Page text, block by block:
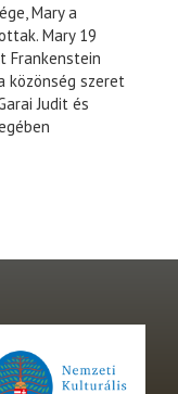
Mary a
Mary 19
Frankenstein
közönség szeret
Judit és